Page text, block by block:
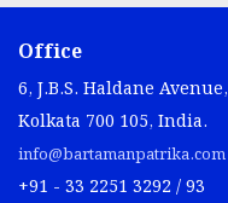
Office
6, J.B.S. Haldane Avenue,
Kolkata 700 105, India.
info@bartamanpatrika.com
+91 - 33 2251 3292 / 93